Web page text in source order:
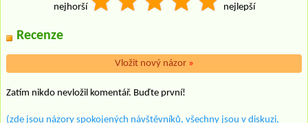
nejhorší nejlepší
Recenze
Vložit nový názor »
Zatím nikdo nevložil komentář. Buďte první!
(zde jsou názory spokojených návštěvníků, všechny jsou v diskuzi,